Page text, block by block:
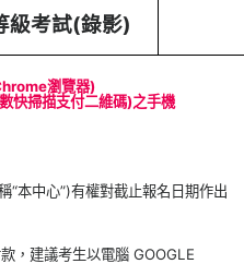
級考試(錄影)
瀏覽器)
快掃描支付二維碼)之手機
“本中心”)有權對截止報名日期作出
，建議考生以電腦 GOOGLE